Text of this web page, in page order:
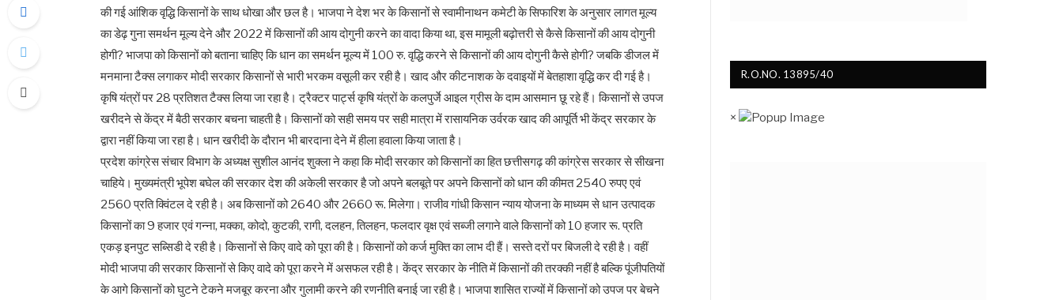
की गई आंशिक वृद्धि किसानों के साथ धोखा और छल है। भाजपा ने देश भर के किसानों से स्वामीनाथन कमेटी के सिफारिश के अनुसार लागत मूल्य
का डेढ़ गुना समर्थन मूल्य देने और 2022 में किसानों की आय दोगुनी करने का वादा किया था, इस मामूली बढ़ोत्तरी से कैसे किसानों की आय दोगुनी
होगी? भाजपा को किसानों को बताना चाहिए कि धान का समर्थन मूल्य में 100 रु. वृद्धि करने से किसानों की आय दोगुनी कैसे होगी? जबकि डीजल में
मनमाना टैक्स लगाकर मोदी सरकार किसानों से भारी भरकम वसूली कर रही है। खाद और कीटनाशक के दवाइयों में बेतहाशा वृद्धि कर दी गई है।
कृषि यंत्रों पर 28 प्रतिशत टैक्स लिया जा रहा है। ट्रैक्टर पार्ट्स कृषि यंत्रों के कलपुर्जे आइल ग्रीस के दाम आसमान छू रहे हैं। किसानों से उपज
खरीदने से केंद्र में बैठी सरकार बचना चाहती है। किसानों को सही समय पर सही मात्रा में रासायनिक उर्वरक खाद की आपूर्ति भी केंद्र सरकार के
द्वारा नहीं किया जा रहा है। धान खरीदी के दौरान भी बारदाना देने में हीला हवाला किया जाता है।
प्रदेश कांग्रेस संचार विभाग के अध्यक्ष सुशील आनंद शुक्ला ने कहा कि मोदी सरकार को किसानों का हित छत्तीसगढ़ की कांग्रेस सरकार से सीखना
चाहिये। मुख्यमंत्री भूपेश बघेल की सरकार देश की अकेली सरकार है जो अपने बलबूते पर अपने किसानों को धान की कीमत 2540 रुपए एवं
2560 प्रति क्विंटल दे रही है। अब किसानों को 2640 और 2660 रू. मिलेगा। राजीव गांधी किसान न्याय योजना के माध्यम से धान उत्पादक
किसानों का 9 हजार एवं गन्ना, मक्का, कोदो, कुटकी, रागी, दलहन, तिलहन, फलदार वृक्ष एवं सब्जी लगाने वाले किसानों को 10 हजार रू. प्रति
एकड़ इनपुट सब्सिडी दे रही है। किसानों से किए वादे को पूरा की है। किसानों को कर्ज मुक्ति का लाभ दी हैं। सस्ते दरों पर बिजली दे रही है। वहीं
मोदी भाजपा की सरकार किसानों से किए वादे को पूरा करने में असफल रही है। केंद्र सरकार के नीति में किसानों की तरक्की नहीं है बल्कि पूंजीपतियों
के आगे किसानों को घुटने टेकने मजबूर करना और गुलामी करने की रणनीति बनाई जा रही है। भाजपा शासित राज्यों में किसानों को उपज पर बेचने
R.O.NO. 13895/40
×